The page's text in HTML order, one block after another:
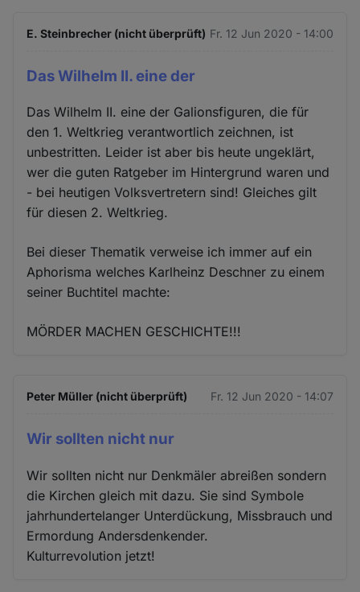
E. Steinbrecher (nicht überprüft) Fr. 12 Jun 2020 - 14:00
Das Wilhelm II. eine der
Das Wilhelm II. eine der Galionsfiguren, die für
den 1. Weltkrieg verantwortlich zeichnen, ist
unbestritten. Leider ist aber bis heute ungeklärt,
wer die guten Ratgeber im Hintergrund waren und
- bei heutigen Volksvertretern sind! Gleiches gilt
für diesen 2. Weltkrieg.
Bei dieser Thematik verweise ich immer auf ein
Aphorisma welches Karlheinz Deschner zu einem
seiner Buchtitel machte:
MÖRDER MACHEN GESCHICHTE!!!
Peter Müller (nicht überprüft) Fr. 12 Jun 2020 - 14:07
Wir sollten nicht nur
Wir sollten nicht nur Denkmäler abreißen sondern
die Kirchen gleich mit dazu. Sie sind Symbole
jahrhundertelanger Unterdückung, Missbrauch und
Ermordung Andersdenkender.
Kulturrevolution jetzt!